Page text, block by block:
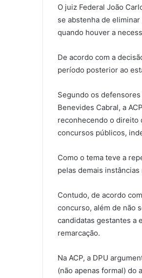
O juiz Federal João
se abstenha de
quando houver a
De acordo com a
período posterior ao
Segundo os
Benevides Cabral, a
reconhecendo o direito
concursos públicos,
Como o tema teve a
pelas demais
Contudo, de acordo
concurso, além de não
candidatas gestantes a
remarcação.
Na ACP, a DPU
(não apenas formal) do